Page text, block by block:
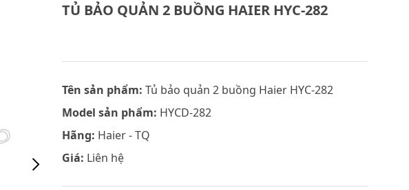
TỦ BẢO QUẢN 2 BUỒNG HAIER HYC-282
Tên sản phẩm: Tủ bảo quản 2 buồng Haier HYC-282
Model sản phẩm: HYCD-282
Hãng: Haier - TQ
Giá: Liên hệ